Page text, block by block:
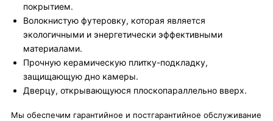
покрытием.
Волокнистую футеровку, которая является
экологичными и энергетически эффективными
материалами.
Прочную керамическую плитку-подкладку,
защищающую дно камеры.
Дверцу, открывающуюся плоскопараллельно вверх.
Мы обеспечим гарантийное и постгарантийное обслуживание